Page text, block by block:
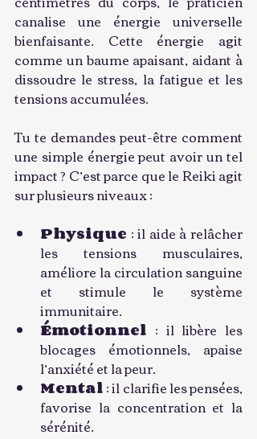
canalise une énergie universelle
bienfaisante. Cette énergie agit
comme un baume apaisant, aidant à
dissoudre le stress, la fatigue et les
tensions accumulées.
Tu te demandes peut-être comment
une simple énergie peut avoir un tel
impact ? C’est parce que le Reiki agit
sur plusieurs niveaux :
Physique : il aide à relâcher
les tensions musculaires,
améliore la circulation sanguine
et stimule le système
immunitaire.
Émotionnel : il libère les
blocages émotionnels, apaise
l’anxiété et la peur.
Mental : il clarifie les pensées,
favorise la concentration et la
sérénité.